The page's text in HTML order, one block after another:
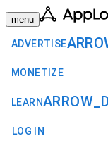
menu
ADVERTISE
MONETIZE
LEARN
LOG IN